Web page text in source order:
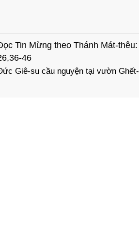
Đọc Tin Mừng theo Thánh
26,26-35
Đức Giê-su lập bí tích Thánh